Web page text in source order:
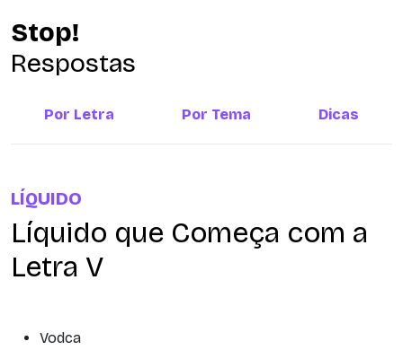
Stop!
Respostas
Por Letra Por Tema Dicas
LÍQUIDO
Líquido que Começa com a
Letra V
Vodca